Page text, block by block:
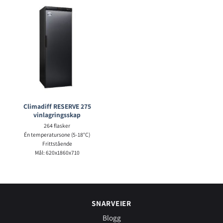
Climadiff RESERVE 275
vinlagringsskap
264 flasker
Én temperatursone (5-18°C)
Frittstående
Mål: 620x1860x710
SNARVEIER
Blogg